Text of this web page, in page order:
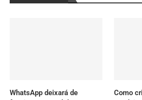
WhatsApp deixará de
Como